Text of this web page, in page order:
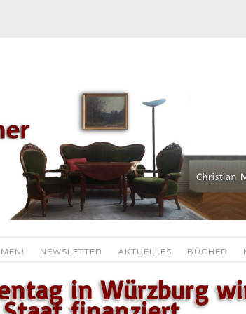
NEWSLETTER AKTUELLES BÜCHER
in Würzburg